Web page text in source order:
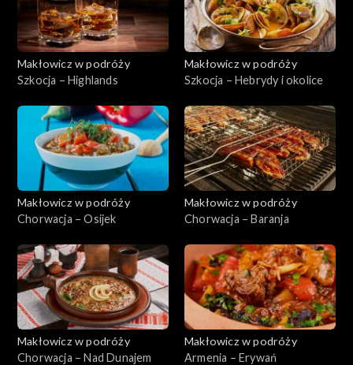
Makłowicz w podróży
Szkocja – Highlands
Makłowicz w podróży
Szkocja – Hebrydy i okolice
Makłowicz w podróży
Chorwacja – Osijek
Makłowicz w podróży
Chorwacja – Baranja
Makłowicz w podróży
Chorwacja – Nad Dunajem
Makłowicz w podróży
Armenia – Erywań